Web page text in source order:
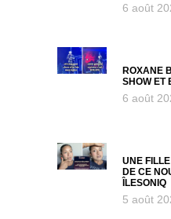
6 août
ROXANE
SHOW ET
6 août
UNE
DE CE
ÎLESONIQ
5 août